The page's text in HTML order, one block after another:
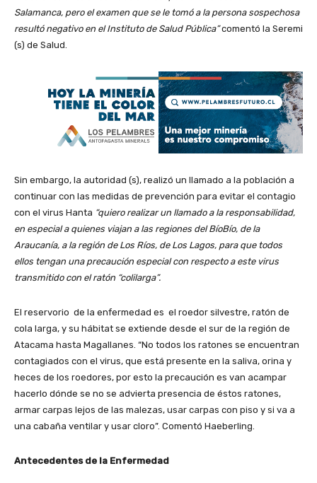
Salamanca, pero el examen que se le tomó a la persona sospechosa
resultó negativo en el Instituto de Salud Pública”comentó la Seremi
(s) de Salud.
Sin embargo, la autoridad (s), realizó un llamado a la población a
continuar con las medidas de prevención para evitar el contagio
con el virus Hanta “quiero realizar un llamado a la responsabilidad,
en especial a quienes viajan a las regiones del BíoBío, de la
Araucanía, a la región de Los Ríos, de Los Lagos, para que todos
ellos tengan una precaución especial con respecto a este virus
transmitido con el ratón “colilarga”.
El reservorio de la enfermedad es el roedor silvestre, ratón de
cola larga, y su hábitat se extiende desde el sur de la región de
Atacama hasta Magallanes. “No todos los ratones se encuentran
contagiados con el virus, que está presente en la saliva, orina y
heces de los roedores, por esto la precaución es van acampar
hacerlo dónde se no se advierta presencia de éstos ratones,
armar carpas lejos de las malezas, usar carpas con piso y si va a
una cabaña ventilar y usar cloro”. Comentó Haeberling.
Antecedentes de la Enfermedad